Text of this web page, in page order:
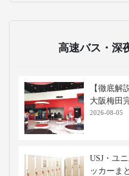
高速バス・深
【徹底解
大阪梅田
2026-08-05
USJ・ユ
ッカーま